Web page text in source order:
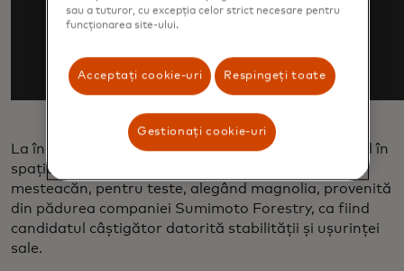
La începutul proiectului, cercetătorii au trimis inițial în
spațiu mostre de lemn, inclusiv magnolie, cireș și
mesteacăn, pentru teste, alegând magnolia, provenită
din pădurea companiei Sumimoto Forestry, ca fiind
candidatul câștigător datorită stabilității și ușurinței
sale.
sau a tuturor, cu excepția celor strict necesare pentru
funcționarea site-ului.
Acceptați cookie-uri Respingeți toate
Gestionați cookie-uri